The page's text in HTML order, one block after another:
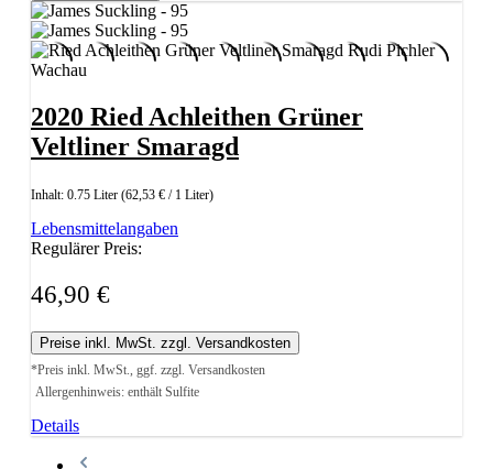
2020 Ried Achleithen Grüner
Veltliner Smaragd
Inhalt: 0.75 Liter (62,53 € / 1 Liter)
Lebensmittelangaben
Regulärer Preis:
46,90 €
Preise inkl. MwSt. zzgl. Versandkosten
*Preis inkl. MwSt., ggf. zzgl. Versandkosten
Allergenhinweis: enthält Sulfite
Details